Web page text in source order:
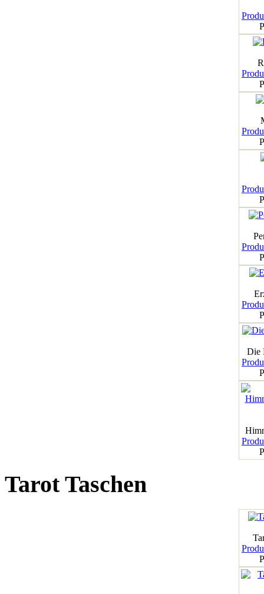
Die
Tarot Taschen